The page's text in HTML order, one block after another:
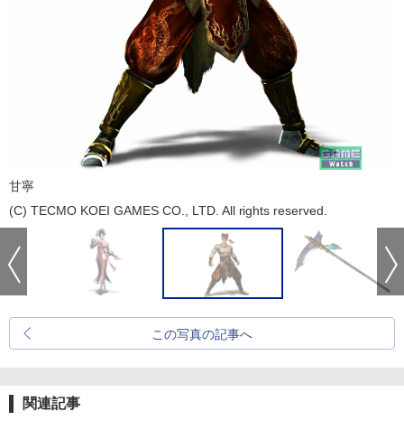
甘寧
(C) TECMO KOEI GAMES CO., LTD. All rights reserved.
この写真の記事へ
関連記事